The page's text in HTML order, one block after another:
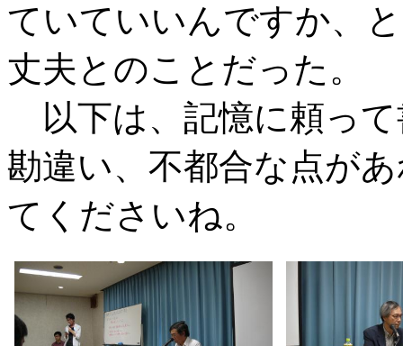
ていていいんですか、
丈夫とのことだった。
以下は、記憶に頼っ
勘違い、不都合な点が
てくださいね。